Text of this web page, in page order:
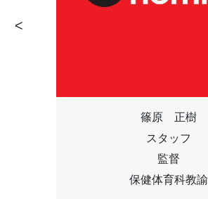
篠原 正樹
スタッフ
監督
保健体育科教諭